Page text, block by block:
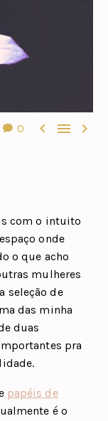
0   
com o intuito
onde
o que acho
mulheres
seleção de
das minha
duas
pra
papéis de
é o